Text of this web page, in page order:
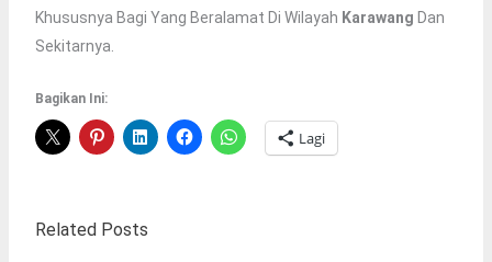
Khususnya Bagi Yang Beralamat Di Wilayah Karawang Dan
Sekitarnya.
Bagikan Ini:
Lagi
Related Posts